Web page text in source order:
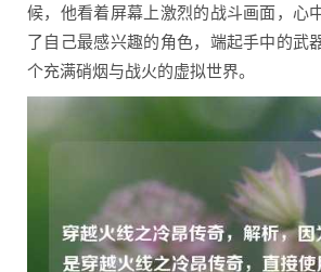
候，他看着屏幕上激烈的战斗画面，心
了自己最感兴趣的角色，端起手中的武
个充满硝烟与战火的虚拟世界。